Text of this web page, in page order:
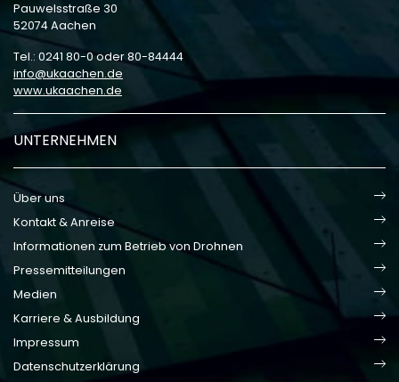
Pauwelsstraße 30
52074 Aachen
Tel.: 0241 80-0 oder 80-84444
info
ukaachen de
www.ukaachen.de
UNTERNEHMEN
Über uns
Kontakt & Anreise
Informationen zum Betrieb von Drohnen
Pressemitteilungen
Medien
Karriere & Ausbildung
Impressum
Datenschutzerklärung